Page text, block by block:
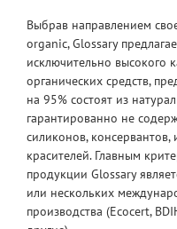
Выбрав направлением
organic, Glossary
исключительно высокого
органических средств,
на 95% состоят из
гарантированно не
силиконов, консервантов,
красителей. Главным
продукции Glossary
или нескольких
производства (Ecocert,